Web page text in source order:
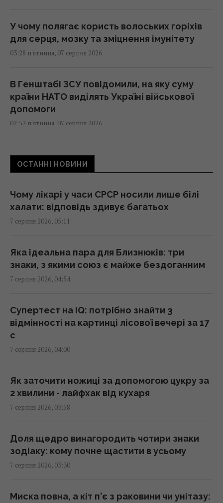
У чому полягає користь волоських горіхів
для серця, мозку та зміцнення імунітету
03:28 п'ятниця, 07 серпня 2026
В Генштабі ЗСУ повідомили, на яку суму
країни НАТО виділять Україні військової
допомоги
02:52 п'ятниця, 07 серпня 2026
Кинджал Тутанхамона виявився викуваним
із позаземного металу, - археологи
США запровадили нові санкції проти Куби
за співпрацю з Китаєм та РФ, - Bloomberg
Як вибратися з багнюки на автомобілі:
названо простий предмет у салоні, що
01:23 п'ятниця, 07 серпня 2026
"Достатньо, щоб вижити, а не перемогти":
ексчиновниця НАТО про надання ракет
01:19 п'ятниця, 07 серпня 2026
Одне налаштування, яке варто змінити всім
00:25 п'ятниця, 07 серпня 2026
"Нам самим потрібні": Трамп відреагував на
Patriot
ОСТАННІ НОВИНИ
Чому лікарі у часи СРСР носили лише білі
халати: відповідь здивує багатьох
7 серпня 2026, 05:11
Яка ідеальна пара для Близнюків: три
знаки, з якими союз є майже бездоганним
7 серпня 2026, 04:54
Супертест на IQ: потрібно знайти 3
відмінності на картинці лісової вечері за 17
с
7 серпня 2026, 04:00
Як заточити ножиці за допомогою цукру за
2 хвилини - лайфхак від кухаря
7 серпня 2026, 03:58
Доля щедро винагородить чотири знаки
зодіаку: кому почне щастити в усьому
7 серпня 2026, 03:30
Миска повна, а кіт п’є з раковини чи унітазу: